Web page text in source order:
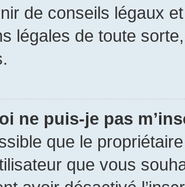
de conseils légaux
légales de toute
ne puis-je pas
que le
que vous